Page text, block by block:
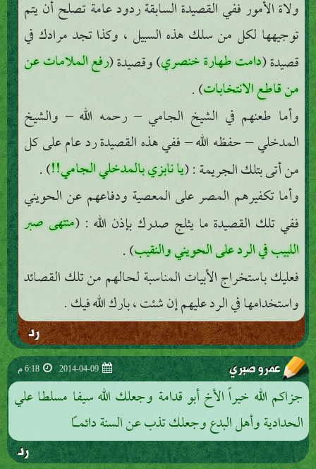
ولاة الأمور ففي القصيدة السابقة ردود عامة تصلح أن يتم
توجيهها لكل من سلك هذه السبيل ، وكذا تجد مرادك في
قصيدة (دامت طهارة خنصري) وقصيدة (رفع الملامات عن
من قاطع الانتخابات) .
وأما طعنهم في الشيخ الجامي – رحمه الله – والشيخ
المدخلي – حفظه الله – ففي هذه القصيدة رد عام على كل
من أتى بتلك الجريمة : (يا نابزي بالمدخلي الجامي!!) .
وأما تكفيرهم المصر على المعصية ودفاعهم عن الحويني
ففي تلك القصيدة ما يثلج صدرك بإذن الله : (منتهى صبر
اللبيب في الرد على الحويني والنقيب) .
فعليك باستخراج الأبيات المناسبة لحالهم من تلك القصائد
واستخدامها في الرد عليهم إن شئت ، بارك الله فيك .
رد
عمرو صبري 2014-04-09 6:18 م
جزاكم الله خيراً الأخ أبو قدامة وجعلك الله سيفا مسلطا علي
الحدادية وأهل البدع وجعلك تذب عن السنة دائماً
رد